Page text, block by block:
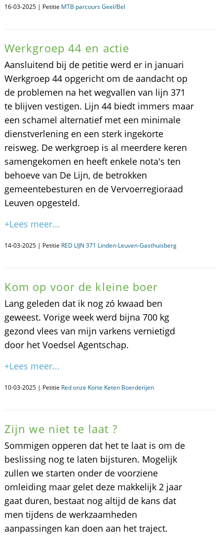
16-03-2025 | Petitie MTB parcours Geel/Bel
Werkgroep 44 en actie
Aansluitend bij de petitie werd er in januari
Werkgroep 44 opgericht om de aandacht op
de problemen na het wegvallen van lijn 371
te blijven vestigen. Lijn 44 biedt immers maar
een schamel alternatief met een minimale
dienstverlening en een sterk ingekorte
reisweg. De werkgroep is al meerdere keren
samengekomen en heeft enkele nota's ten
behoeve van De Lijn, de betrokken
gemeentebesturen en de Vervoerregioraad
Leuven opgesteld.
+Lees meer...
14-03-2025 | Petitie RED LIJN 371 Linden-Leuven-Gasthuisberg
Kom op voor de kleine boer
Lang geleden dat ik nog zó kwaad ben
geweest. Vorige week werd bijna 700 kg
gezond vlees van mijn varkens vernietigd
door het Voedsel Agentschap.
+Lees meer...
10-03-2025 | Petitie Red onze Korte Keten Boerderijen
Zijn we niet te laat ?
Sommigen opperen dat het te laat is om de
beslissing nog te laten bijsturen. Mogelijk
zullen we starten onder de voorziene
omleiding maar gelet deze makkelijk 2 jaar
gaat duren, bestaat nog altijd de kans dat
men tijdens de werkzaamheden
aanpassingen kan doen aan het traject.